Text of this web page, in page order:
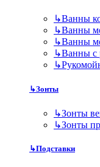
↳Ванны
↳Ванны
↳Ванны
↳Ванны с
↳
↳Зонты
↳Зонты
↳Зонты
↳Подставки